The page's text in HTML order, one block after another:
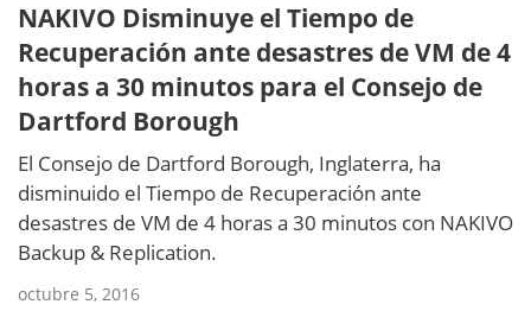
NAKIVO Disminuye el Tiempo de
Recuperación ante desastres de VM de 4
horas a 30 minutos para el Consejo de
Dartford Borough
El Consejo de Dartford Borough, Inglaterra, ha
disminuido el Tiempo de Recuperación ante
desastres de VM de 4 horas a 30 minutos con NAKIVO
Backup & Replication.
octubre 5, 2016